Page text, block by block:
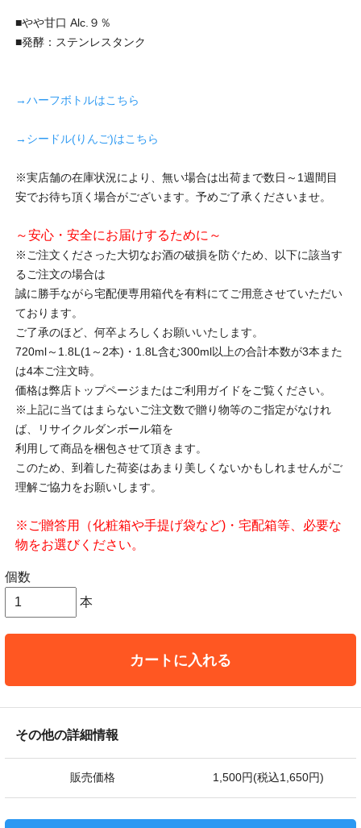
■やや甘口 Alc.９％
■発酵：ステンレスタンク
→ハーフボトルはこちら
→シードル(りんご)はこちら
※実店舗の在庫状況により、無い場合は出荷まで数日～1週間目
安でお待ち頂く場合がございます。予めご了承くださいませ。
～安心・安全にお届けするために～
※ご注文くださった大切なお酒の破損を防ぐため、以下に該当す
るご注文の場合は
誠に勝手ながら宅配便専用箱代を有料にてご用意させていただい
ております。
ご了承のほど、何卒よろしくお願いいたします。
720ml～1.8L(1～2本)・1.8L含む300ml以上の合計本数が3本また
は4本ご注文時。
価格は弊店トップページまたはご利用ガイドをご覧ください。
※上記に当てはまらないご注文数で贈り物等のご指定がなけれ
ば、リサイクルダンボール箱を
利用して商品を梱包させて頂きます。
このため、到着した荷姿はあまり美しくないかもしれませんがご
理解ご協力をお願いします。
※ご贈答用（化粧箱や手提げ袋など)・宅配箱等、必要な
物をお選びください。
個数
本
カートに入れる
その他の詳細情報
販売価格 1,500円(税込1,650円)